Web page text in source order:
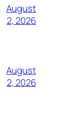
August
2, 2026
August
2, 2026